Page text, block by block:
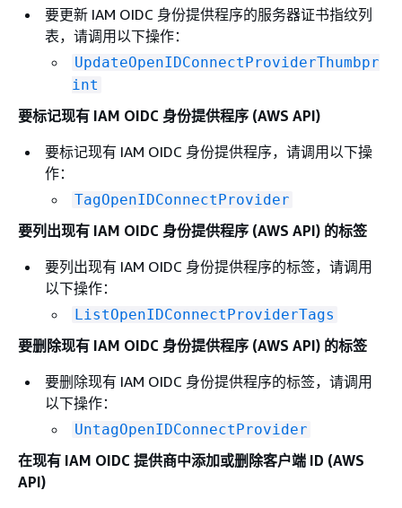
要更新 IAM OIDC 身份提供程序的服务器证书指纹列
表，请调用以下操作：
UpdateOpenIDConnectProviderThumbpr
int
要标记现有 IAM OIDC 身份提供程序 (AWS API)
要标记现有 IAM OIDC 身份提供程序，请调用以下操
作：
TagOpenIDConnectProvider
要列出现有 IAM OIDC 身份提供程序 (AWS API) 的标签
要列出现有 IAM OIDC 身份提供程序的标签，请调用
以下操作：
ListOpenIDConnectProviderTags
要删除现有 IAM OIDC 身份提供程序 (AWS API) 的标签
要删除现有 IAM OIDC 身份提供程序的标签，请调用
以下操作：
UntagOpenIDConnectProvider
在现有 IAM OIDC 提供商中添加或删除客户端 ID (AWS
API)